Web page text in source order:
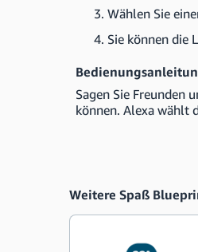
Wählen Sie
Sie können die
Sagen Sie Freunden
können. Alexa wählt
Weitere Spaß